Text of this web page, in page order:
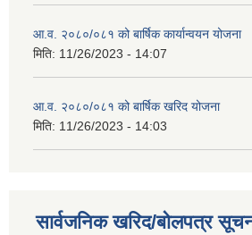
आ.व. २०८०/०८१ को बार्षिक कार्यान्वयन योजना
मिति: 11/26/2023 - 14:07
आ.व. २०८०/०८१ को बार्षिक खरिद योजना
मिति: 11/26/2023 - 14:03
सार्वजनिक खरिद/बोलपत्र